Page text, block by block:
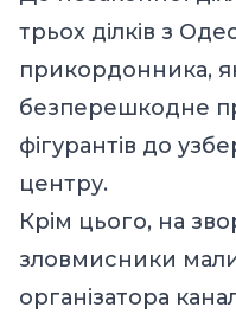
трьох ділків з
прикордонника,
безперешкодне
фігурантів до
центру.
Крім цього, на
зловмисники мали
організатора